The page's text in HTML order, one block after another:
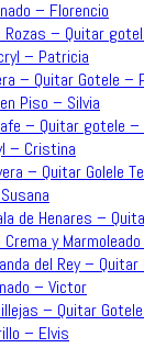
– Florencio
– Quitar
– Patricia
– Quitar Gotele –
Piso – Silvia
– Quitar gotele
– Cristina
– Quitar Golele
de Henares –
y
del Rey –
– Victor
– Quitar
– Elvis